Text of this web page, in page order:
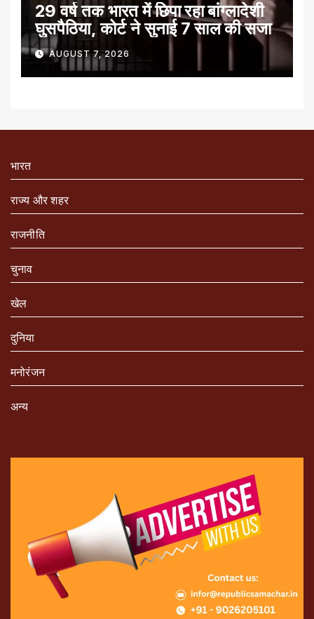
29 वर्ष तक भारत में छिपा रहा बांग्लादेशी
घुसपैठिया, कोर्ट ने सुनाई 7 साल की सजा
AUGUST 7, 2026
भारत
राज्य और शहर
राजनीति
चुनाव
खेल
दुनिया
मनोरंजन
अन्य